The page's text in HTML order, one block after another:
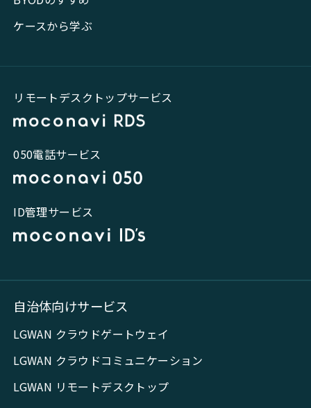
ケースから学ぶ
リモートデスクトップサービス
050電話サービス
ID管理サービス
自治体向けサービス
LGWAN クラウドゲートウェイ
LGWAN クラウドコミュニケーション
LGWAN リモートデスクトップ